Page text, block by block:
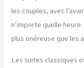
les couples, avec
n’importe quelle
plus onéreuse que les
Les suites classiques